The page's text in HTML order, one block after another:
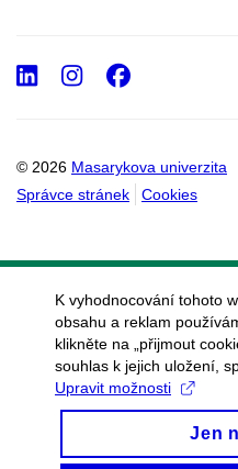
© 2026 Masarykova univerzita
Správce stránek
Cookies
LinkedIn
Instagram
K vyhodnocování tohoto
obsahu a reklam
klikněte na „přijmout
souhlas k jejich uložení,
Upravit možnosti
Jen